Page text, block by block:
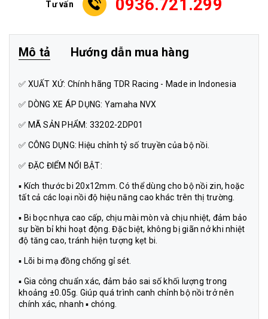
Tư vấn 0936.721.299
Mô tả Hướng dẫn mua hàng
✅ XUẤT XỨ: Chính hãng TDR Racing - Made in Indonesia
✅ DÒNG XE ÁP DỤNG: Yamaha NVX
✅ MÃ SẢN PHẨM: 33202-2DP01
✅ CÔNG DỤNG: Hiệu chỉnh tỷ số truyền của bộ nồi.
✅ ĐẶC ĐIỂM NỔI BẬT:
▪ Kích thước bi 20x12mm. Có thể dùng cho bộ nồi zin, hoặc
tất cả các loại nồi độ hiệu năng cao khác trên thị trường.
▪ Bi bọc nhựa cao cấp, chịu mài mòn và chịu nhiệt, đảm bảo
sự bền bỉ khi hoạt động. Đặc biệt, không bị giãn nở khi nhiệt
độ tăng cao, tránh hiện tượng kẹt bi.
▪ Lõi bi mạ đồng chống gỉ sét.
▪ Gia công chuẩn xác, đảm bảo sai số khối lượng trong
khoảng ±0.05g. Giúp quá trình canh chỉnh bộ nồi trở nên
chính xác, nhanh ▪ chóng.